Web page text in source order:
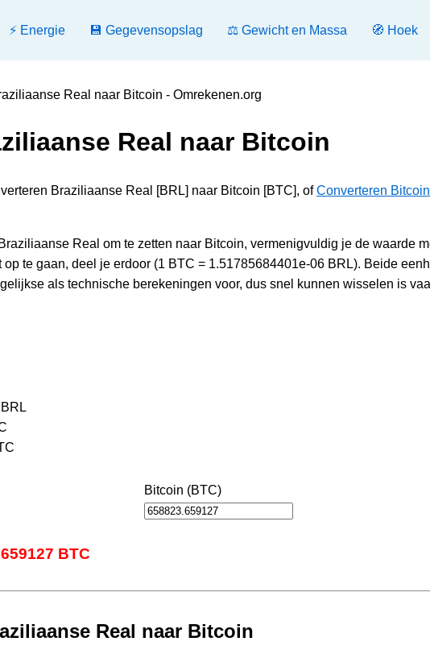
⚡ Energie 💾 Gegevensopslag ⚖️ Gewicht en Massa 🧭 Hoek
Real naar Bitcoin - Omrekenen.org
Real naar Bitcoin
Braziliaanse Real [BRL] naar Bitcoin [BTC], ofConverteren
Real om te zetten naar Bitcoin, vermenigvuldig je de waarde
te gaan, deel je erdoor (1 BTC = 1.51785684401e-06 BRL). Beide
als technische berekeningen voor, dus snel kunnen wisselen is
Bitcoin (BTC)
BTC
Real naar Bitcoin